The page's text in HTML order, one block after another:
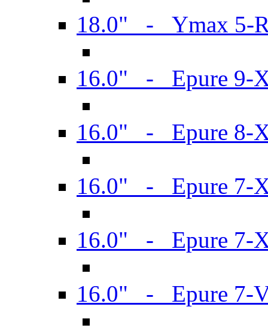
18.0" - Ymax 5-
16.0" - Epure 9-
16.0" - Epure 8-
16.0" - Epure 7-
16.0" - Epure 7-
16.0" - Epure 7-